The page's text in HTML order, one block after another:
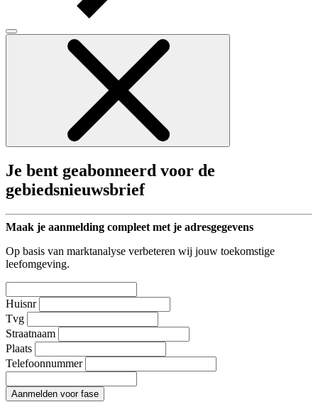
Je bent geabonneerd voor de
gebiedsnieuwsbrief
Maak je aanmelding compleet met je adresgegevens
Op basis van marktanalyse verbeteren wij jouw toekomstige
leefomgeving.
Huisnr
Tvg
Straatnaam
Plaats
Telefoonnummer
Aanmelden voor fase